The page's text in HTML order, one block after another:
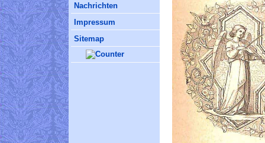
Nachrichten
Impressum
Sitemap